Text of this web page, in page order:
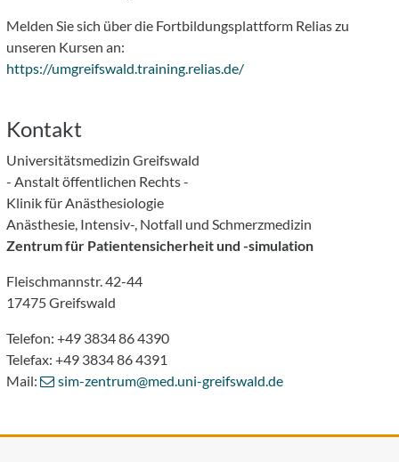
Melden Sie sich über die Fortbildungsplattform Relias zu
unseren Kursen an:
https://umgreifswald.training.relias.de/
Kontakt
Universitätsmedizin Greifswald
- Anstalt öffentlichen Rechts -
Klinik für Anästhesiologie
Anästhesie, Intensiv-, Notfall und Schmerzmedizin
Zentrum für Patientensicherheit und -simulation
Fleischmannstr. 42-44
17475 Greifswald
Telefon: +49 3834 86 4390
Telefax: +49 3834 86 4391
Mail:
sim-zentrum@med.uni-greifswald.de